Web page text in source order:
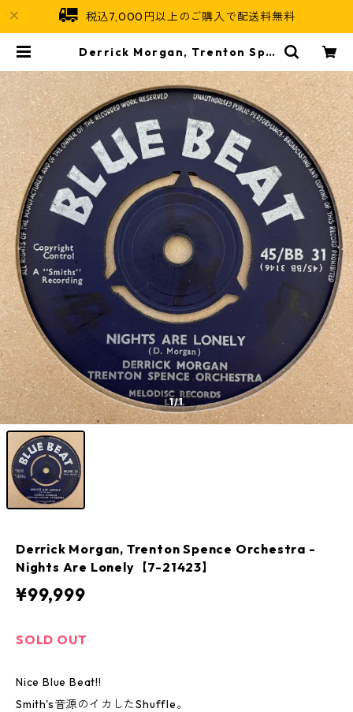
税込7,000円以上のご購入で配送料無料
Derrick Morgan, Trenton Spe
nely【7-21423】 | Jamaican So
ul
1/1
Derrick Morgan, Trenton Spence Orchestra -
Nights Are Lonely【7-21423】
¥99,999
SOLD OUT
Nice Blue Beat!!
Smith's音源のイカしたShuffle。